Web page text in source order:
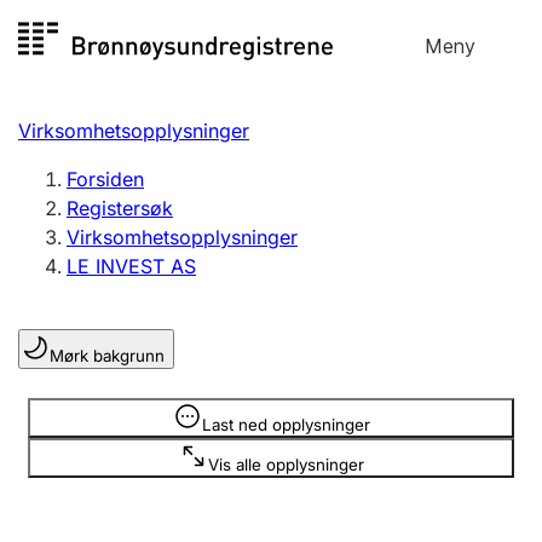
til
Meny
Registersøk
Aksjeselskap
Enkeltpersonforetak
Registrere, endre, slette
Lag og forening
Registrere, endre, slette
Virksomhetsopplysninger
Forsiden
Registersøk
Virksomhetsopplysninger
LE INVEST AS
Mørk bakgrunn
Last ned opplysninger
Vis alle opplysninger
Opplysninger er skjult